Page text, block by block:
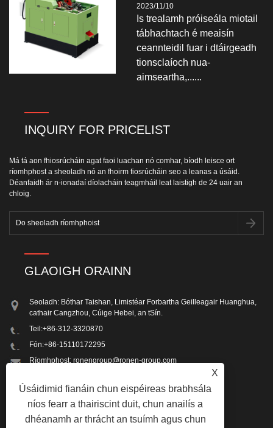
2023/11/10
Is trealamh próiseála miotail
tábhachtach é meaisín
ceannteidil fuar i dtáirgeadh
tionsclaíoch nua-
aimseartha,......
INQUIRY FOR PRICELIST
Má tá aon fhiosrúcháin agat faoi luachan nó comhar, bíodh leisce ort
ríomhphost a sheoladh nó an fhoirm fiosrúcháin seo a leanas a úsáid.
Déanfaidh ár n-ionadaí díolacháin teagmháil leat laistigh de 24 uair an
chloig.
GLAOIGH ORAINN
Seoladh: Bóthar Taishan, Limistéar Forbartha Geilleagair Huanghua,
cathair Cangzhou, Cúige Hebei, an tSín.
Teil:+86-312-3320870
Fón:+86-15110172295
Ríomhphost:ronengroup@ronen-group.com
X
Úsáidimid fianáin chun eispéireas brabhsála
níos fearr a thairiscint duit, chun anailís a
dhéanamh ar thrácht an tsuímh agus chun